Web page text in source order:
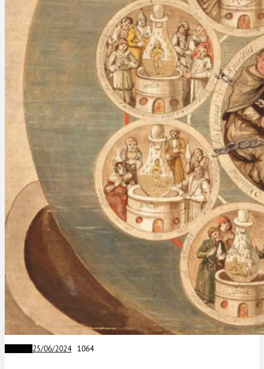
25/06/2024 1064